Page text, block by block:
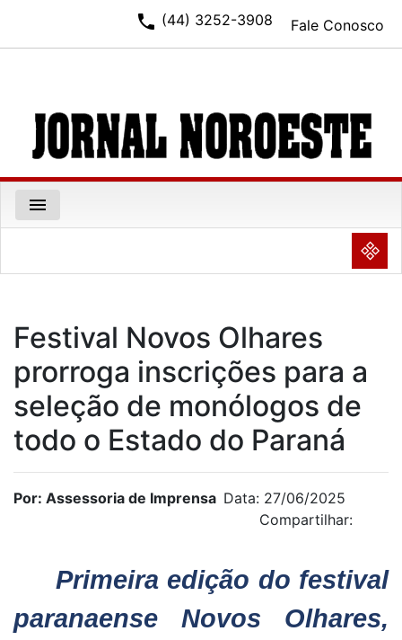
Fale Conosco
phone (44) 3252-3908
menu
NULL
Festival Novos Olhares
prorroga inscrições para a
seleção de monólogos de
todo o Estado do Paraná
Por: Assessoria de Imprensa Data: 27/06/2025
Compartilhar:
Primeira edição do festival
paranaense Novos Olhares,